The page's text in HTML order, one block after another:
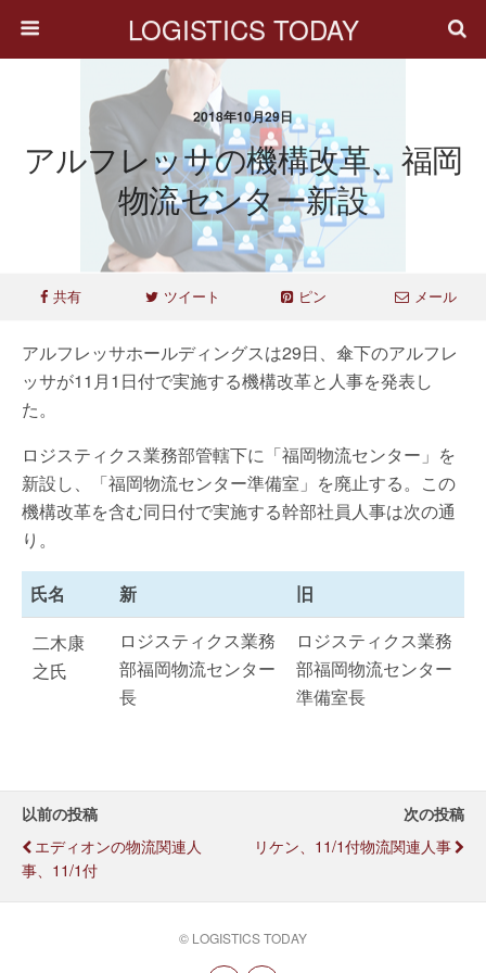
LOGISTICS TODAY
2018年10月29日
アルフレッサの機構改革、福岡
物流センター新設
共有 ツイート ピン メール
アルフレッサホールディングスは29日、傘下のアルフレ
ッサが11月1日付で実施する機構改革と人事を発表し
た。
ロジスティクス業務部管轄下に「福岡物流センター」を
新設し、「福岡物流センター準備室」を廃止する。この
機構改革を含む同日付で実施する幹部社員人事は次の通
り。
氏名 新
旧
二木康
之氏
ロジスティクス業務
部福岡物流センター
長
ロジスティクス業務
部福岡物流センター
準備室長
以前の投稿
エディオンの物流関連人
事、11/1付
次の投稿
リケン、11/1付物流関連人事
© LOGISTICS TODAY